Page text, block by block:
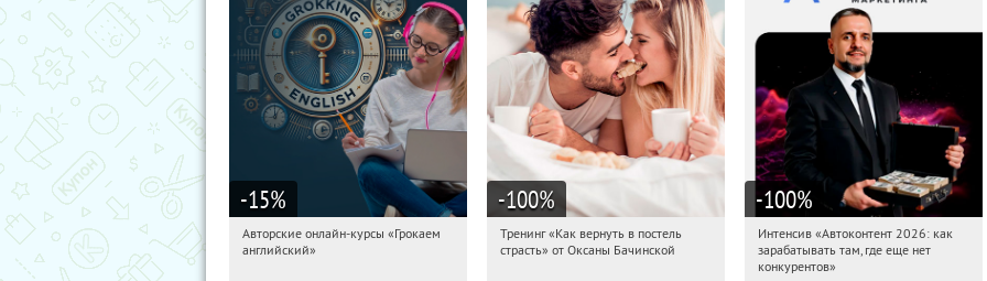
-15%
04:00:17 Получили:
Авторские онлайн-курсы «Грокаем
английский»
-100%
04:00:17 Получили:
Тренинг «Как вернуть в постель
страсть» от Оксаны Бачинской
-100%
04:00:17 Получили:
Россия
Интенсив «Автоконтент 2026: как
зарабатывать там, где еще нет
конкурентов»